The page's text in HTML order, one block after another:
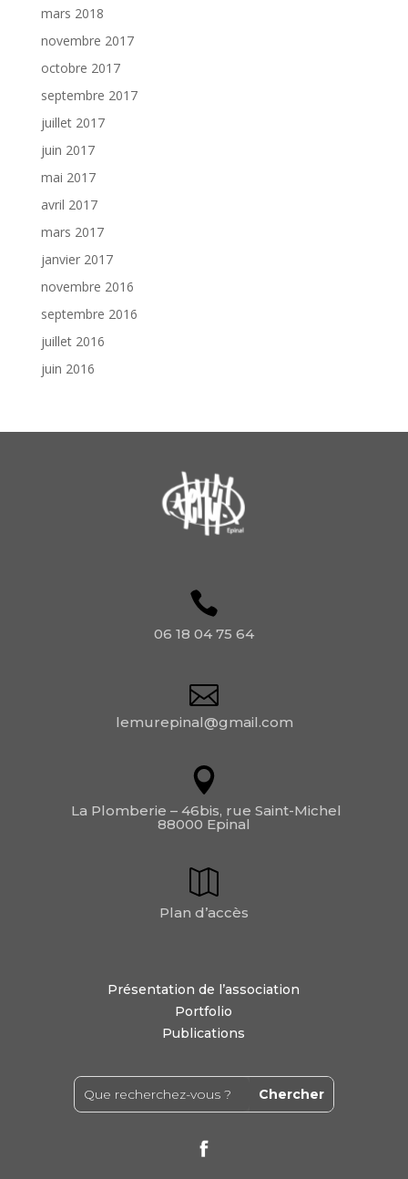
mars 2018
novembre 2017
octobre 2017
septembre 2017
juillet 2017
juin 2017
mai 2017
avril 2017
mars 2017
janvier 2017
novembre 2016
septembre 2016
juillet 2016
juin 2016
06 18 04 75 64
lemurepinal@gmail.com
La Plomberie – 46bis, rue Saint-Michel
88000 Epinal
Plan d’accès
Présentation de l’association
Portfolio
Publications